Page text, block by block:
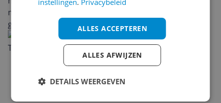
momenten gedurende de dag. De solide afwerking
geeft vertrouwen voor dagelijks gebruik.
instellingen. Privacybeleid
ALLES ACCEPTEREN
ALLES AFWIJZEN
DETAILS WEERGEVEN